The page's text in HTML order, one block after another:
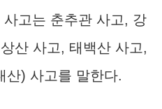
고는 춘추관 사고, 강
산 사고, 태백산 사고,
산) 사고를 말한다.